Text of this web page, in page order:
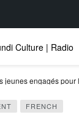
jeunes engagés pour
FRENCH